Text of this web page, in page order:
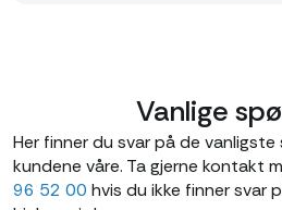
Vanlige
Her finner du svar på de
kundene våre. Ta gjerne kontakt
96 52 00 hvis du ikke finner svar